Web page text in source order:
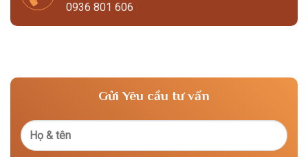
0936 801 606
Gửi Yêu cầu tư vấn